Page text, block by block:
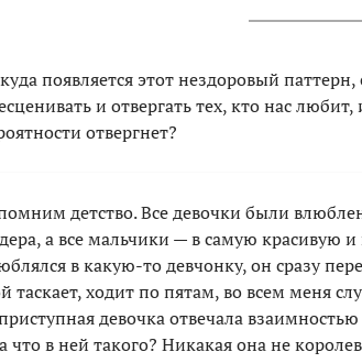
появляется этот нездоровый
и отвергать тех, кто нас
отвергнет?
детство. Все девочки были
а все мальчики — в самую красивую
в какую-то девчонку, он сразу
таскает, ходит по пятам, во всем меня
девочка отвечала
что в ней такого? Никакая она не